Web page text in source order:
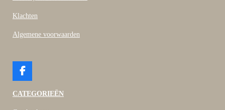
Klachten
Algemene voorwaarden
F
c
CATEGORIEËN